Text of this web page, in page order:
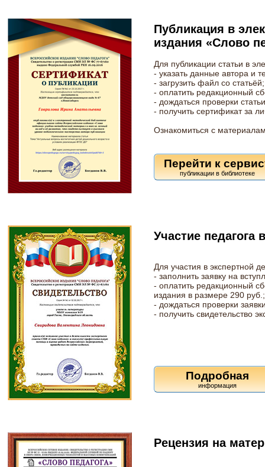
Публикация в
издания «Слово
Для публикации статьи в
- указать данные автора и
- загрузить файл со статьёй;
- оплатить редакционный
- дождаться проверки
- получить сертификат за
Ознакомиться с
Перейти к
публикации в библиотеке
Участие педагога
Для участия в экспертной
- заполнить заявку на
- оплатить редакционный
издания в размере 290 руб.;
- дождаться проверки
- получить свидетельство
Подробная
информация
Рецензия на